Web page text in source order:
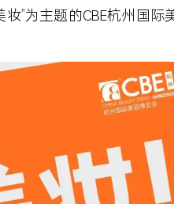
妆”为主题的CBE杭州国际